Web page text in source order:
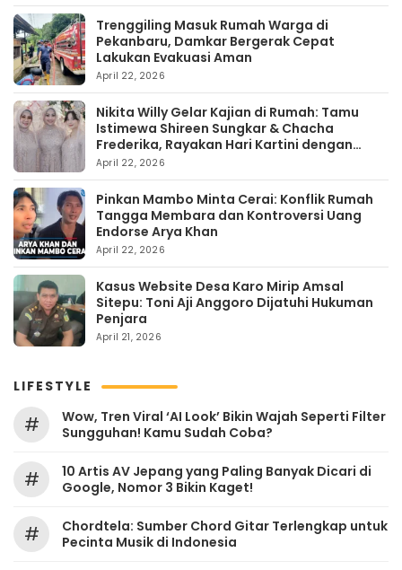
Trenggiling Masuk Rumah Warga di
Pekanbaru, Damkar Bergerak Cepat
Lakukan Evakuasi Aman
April 22, 2026
Nikita Willy Gelar Kajian di Rumah: Tamu
Istimewa Shireen Sungkar & Chacha
Frederika, Rayakan Hari Kartini dengan
Kehangatan
April 22, 2026
Pinkan Mambo Minta Cerai: Konflik Rumah
Tangga Membara dan Kontroversi Uang
Endorse Arya Khan
April 22, 2026
Kasus Website Desa Karo Mirip Amsal
Sitepu: Toni Aji Anggoro Dijatuhi Hukuman
Penjara
April 21, 2026
LIFESTYLE
#
Wow, Tren Viral ‘AI Look’ Bikin Wajah Seperti Filter
Sungguhan! Kamu Sudah Coba?
#
10 Artis AV Jepang yang Paling Banyak Dicari di
Google, Nomor 3 Bikin Kaget!
#
Chordtela: Sumber Chord Gitar Terlengkap untuk
Pecinta Musik di Indonesia